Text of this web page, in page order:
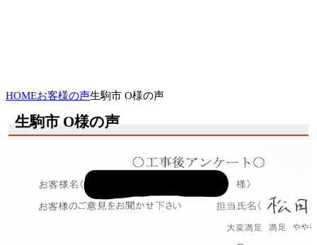
HOMEお客様の声生駒市 O様の声
生駒市 O様の声